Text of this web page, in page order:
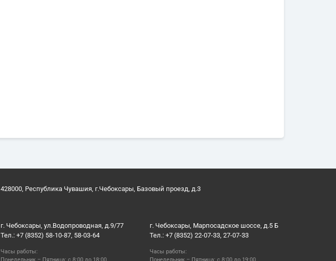
428000, Республика Чувашия, г.Чебоксары, Базовый проезд, д.3
г. Чебоксары, ул.Водопроводная, д.9/77
Тел.: +7 (8352) 58-10-87, 58-03-64
Часы работы:
г. Чебоксары, Марпосадское шоссе, д.5 Б
Тел.: +7 (8352) 22-07-33, 27-07-33
Часы работы: